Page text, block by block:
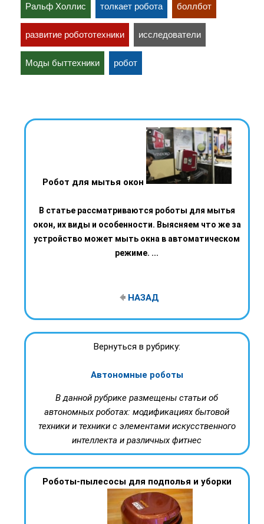
Ральф Холлис толкает робота боллбот
развитие робототехники исследователи
Моды быттехники робот
Робот для мытья окон
В статье рассматриваются роботы для мытья
окон, их виды и особенности. Выясняем что же за
устройство может мыть окна в автоматическом
режиме. ...
НАЗАД
Вернуться в рубрику:
Автономные роботы
В данной рубрике размещены статьи об
автономных роботах: модификациях бытовой
техники и техники с элементами искусственного
интеллекта и различных фитнес
Роботы-пылесосы для подполья и уборки